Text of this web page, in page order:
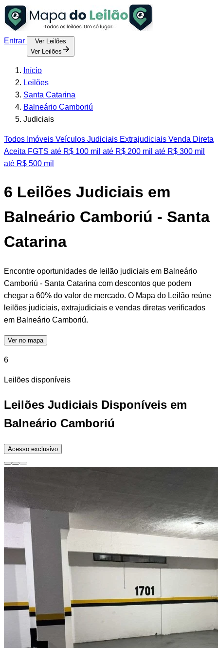
Entrar
Ver Leilões
Ver Leilões
Início
Leilões
Santa Catarina
Balneário Camboriú
Judiciais
Todos Imóveis Veículos Judiciais Extrajudiciais Venda Direta
Aceita FGTS até R$ 100 mil até R$ 200 mil até R$ 300 mil
até R$ 500 mil
6 Leilões Judiciais em
Balneário Camboriú - Santa
Catarina
Encontre oportunidades de leilão judiciais em Balneário
Camboriú - Santa Catarina com descontos que podem
chegar a 60% do valor de mercado. O Mapa do Leilão reúne
leilões judiciais, extrajudiciais e vendas diretas verificados
em Balneário Camboriú.
Ver no mapa
6
Leilões disponíveis
Leilões Judiciais Disponíveis em
Balneário Camboriú
Acesso exclusivo